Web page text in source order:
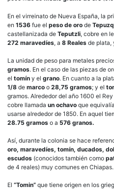
En el virreinato de Nueva España, la
en 1536 fue el peso de oro de
castellanizada de Teputzli, cobre en
272 maravedíes, a 8 Reales de plata,
La unidad de peso para metales
gramos. En el caso de las piezas de
el tomín y el grano. En cuanto a la
1/8 de marco o 28,75 gramos; y el
gramos. Alrededor del año 1600 el
cobre llamada un ochavo que
usarse alrededor de 1850. En aquel
28.75 gramos o a 576 granos.
Así, durante la colonia se hace
oro, maravedíes, tomín, ducados,
escudos (conocidos también como
de 4 reales) muy comunes en Chiapas.
El “Tomin” que tiene origen en los